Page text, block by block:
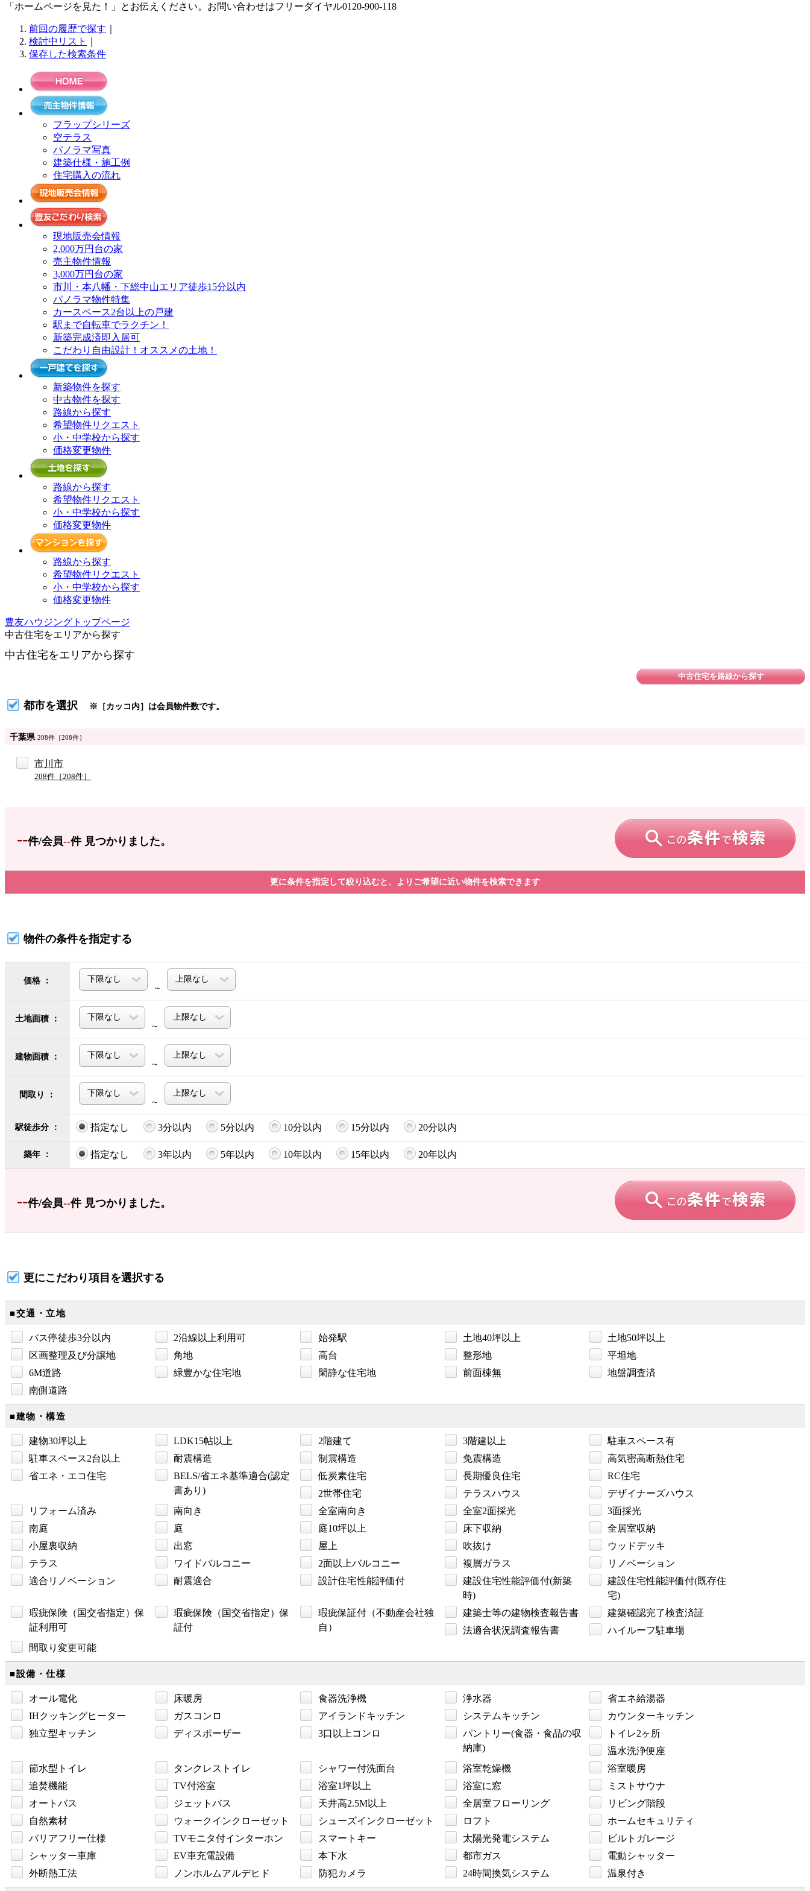
「ホームページを見た！」とお伝えください。お問い合わせはフリーダイヤル0120-900-118
前回の履歴で探す
検討中リスト
保存した検索条件
フラップシリーズ
空テラス
パノラマ写真
建築仕様・施工例
住宅購入の流れ
現地販売会情報
2,000万円台の家
売主物件情報
3,000万円台の家
市川・本八幡・下総中山エリア徒歩15分以内
パノラマ物件特集
カースペース2台以上の戸建
駅まで自転車でラクチン！
新築完成済即入居可
こだわり自由設計！オススメの土地！
新築物件を探す
中古物件を探す
路線から探す
希望物件リクエスト
小・中学校から探す
価格変更物件
路線から探す
希望物件リクエスト
小・中学校から探す
価格変更物件
路線から探す
希望物件リクエスト
小・中学校から探す
価格変更物件
豊友ハウジングトップページ
中古住宅をエリアから探す
中古住宅をエリアから探す
中古住宅を路線から探す
都市を選択 ※［カッコ内］は会員物件数です。
千葉県 208件［208件］
市川市
208件［208件］
--件/会員--件 見つかりました。
更に条件を指定して絞り込むと、よりご希望に近い物件を検索できます
物件の条件を指定する
価格 ：
～
土地面積 ：
～
建物面積 ：
～
間取り ：
～
駅徒歩分 ： 指定なし 3分以内 5分以内 10分以内 15分以内 20分以内
築年 ： 指定なし 3年以内 5年以内 10年以内 15年以内 20年以内
--件/会員--件 見つかりました。
更にこだわり項目を選択する
■交通・立地
バス停徒歩3分以内 2沿線以上利用可 始発駅 土地40坪以上
土地50坪以上
区画整理及び分譲地
角地 高台 整形地
平坦地
6M道路
緑豊かな住宅地 閑静な住宅地 前面棟無
地盤調査済
南側道路
■建物・構造
建物30坪以上 LDK15帖以上 2階建て 3階建以上
駐車スペース有
駐車スペース2台以上
耐震構造 制震構造 免震構造
高気密高断熱住宅
省エネ・エコ住宅
BELS/省エネ基準適合(認定
書あり)
低炭素住宅 長期優良住宅
RC住宅
2世帯住宅
テラスハウス
デザイナーズハウス
リフォーム済み
南向き 全室南向き 全室2面採光
3面採光
南庭
庭 庭10坪以上 床下収納
全居室収納
小屋裏収納
出窓 屋上 吹抜け
ウッドデッキ
テラス
ワイドバルコニー 2面以上バルコニー 複層ガラス
リノベーション
適合リノベーション
耐震適合 設計住宅性能評価付
建設住宅性能評価付(新築
時)
建設住宅性能評価付(既存住
宅)
瑕疵保険（国交省指定）保
証利用可
瑕疵保険（国交省指定）保
証付
瑕疵保証付（不動産会社独
自）
建築士等の建物検査報告書
建築確認完了検査済証
法適合状況調査報告書
ハイルーフ駐車場
間取り変更可能
■設備・仕様
オール電化 床暖房 食器洗浄機 浄水器
省エネ給湯器
IHクッキングヒーター
ガスコンロ アイランドキッチン システムキッチン
カウンターキッチン
独立型キッチン
ディスポーザー 3口以上コンロ
パントリー(食器・食品の収
納庫)
トイレ2ヶ所
温水洗浄便座
節水型トイレ
タンクレストイレ シャワー付洗面台 浴室乾燥機
浴室暖房
追焚機能
TV付浴室 浴室1坪以上 浴室に窓
ミストサウナ
オートバス
ジェットバス 天井高2.5M以上 全居室フローリング
リビング階段
自然素材
ウォークインクローゼット シューズインクローゼット ロフト
ホームセキュリティ
バリアフリー仕様
TVモニタ付インターホン スマートキー 太陽光発電システム
ビルトガレージ
シャッター車庫
EV車充電設備 本下水 都市ガス
電動シャッター
外断熱工法
ノンホルムアルデヒド 防犯カメラ 24時間換気システム 温泉付き